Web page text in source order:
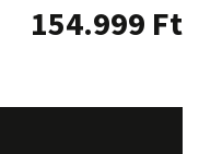
154.999 Ft